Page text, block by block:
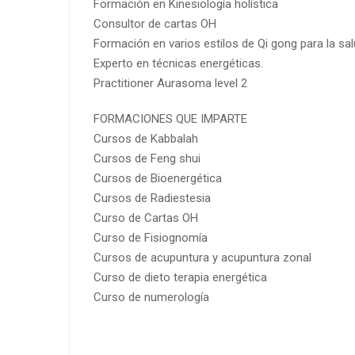
Formación en Kinesiología holística
Consultor de cartas OH
Formación en varios estilos de Qi gong para la
Experto en técnicas energéticas.
Practitioner Aurasoma level 2
FORMACIONES QUE IMPARTE
Cursos de Kabbalah
Cursos de Feng shui
Cursos de Bioenergética
Cursos de Radiestesia
Curso de Cartas OH
Curso de Fisiognomía
Cursos de acupuntura y acupuntura zonal
Curso de dieto terapia energética
Curso de numerología